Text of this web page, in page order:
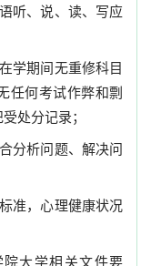
听、说、读、写应
学期间无重修科目
任何考试作弊和剽
受处分记录；
分析问题、解决问
准，心理健康状况
大学相关文件要